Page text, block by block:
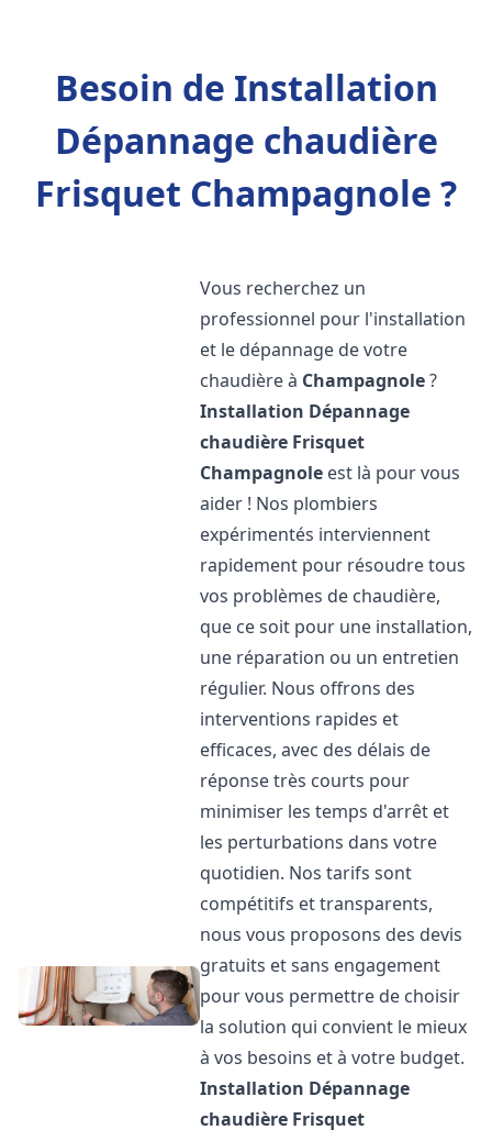
Besoin de Installation
Dépannage chaudière
Frisquet Champagnole ?
Vous recherchez un
professionnel pour l'installation
et le dépannage de votre
chaudière à Champagnole?
Installation Dépannage
chaudière Frisquet
Champagnole est là pour vous
aider ! Nos plombiers
expérimentés interviennent
rapidement pour résoudre tous
vos problèmes de chaudière,
que ce soit pour une installation,
une réparation ou un entretien
régulier. Nous offrons des
interventions rapides et
efficaces, avec des délais de
réponse très courts pour
minimiser les temps d'arrêt et
les perturbations dans votre
quotidien. Nos tarifs sont
compétitifs et transparents,
nous vous proposons des devis
gratuits et sans engagement
pour vous permettre de choisir
la solution qui convient le mieux
à vos besoins et à votre budget.
Installation Dépannage
chaudière Frisquet